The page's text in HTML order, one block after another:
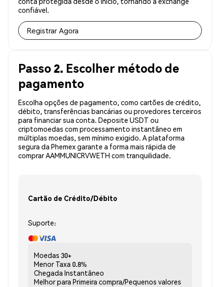
confiável.
Registrar Agora
Passo 2. Escolher método de
pagamento
Escolha opções de pagamento, como cartões de crédito,
débito, transferências bancárias ou provedores terceiros
para financiar sua conta. Deposite USDT ou
criptomoedas com processamento instantâneo em
múltiplas moedas, sem mínimo exigido. A plataforma
segura da Phemex garante a forma mais rápida de
comprar AAMMUNICRVWETH com tranquilidade.
Cartão de Crédito/Débito
Suporte:
Moedas 30+
Menor Taxa 0.8%
Chegada Instantâneo
Melhor para Primeira compra/Pequenos valores